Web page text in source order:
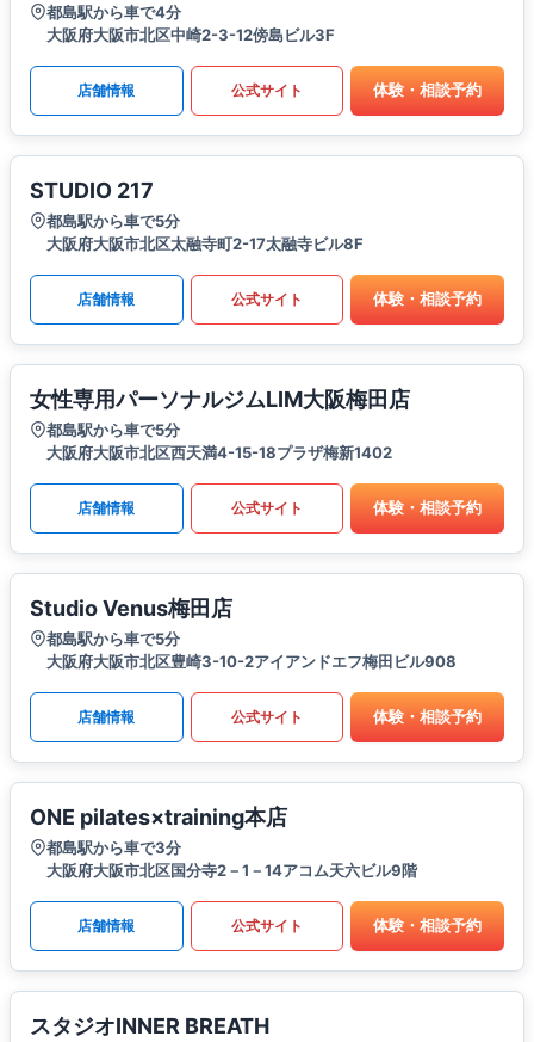
都島駅から車で4分
大阪府大阪市北区中崎2-3-12傍島ビル3F
店舗情報 公式サイト 体験・相談予約
STUDIO 217
都島駅から車で5分
大阪府大阪市北区太融寺町2-17太融寺ビル8F
店舗情報 公式サイト 体験・相談予約
女性専用パーソナルジムLIM大阪梅田店
都島駅から車で5分
大阪府大阪市北区西天満4-15-18プラザ梅新1402
店舗情報 公式サイト 体験・相談予約
Studio Venus梅田店
都島駅から車で5分
大阪府大阪市北区豊崎3-10-2アイアンドエフ梅田ビル908
店舗情報 公式サイト 体験・相談予約
ONE pilates×training本店
都島駅から車で3分
大阪府大阪市北区国分寺2－1－14アコム天六ビル9階
店舗情報 公式サイト 体験・相談予約
スタジオINNER BREATH